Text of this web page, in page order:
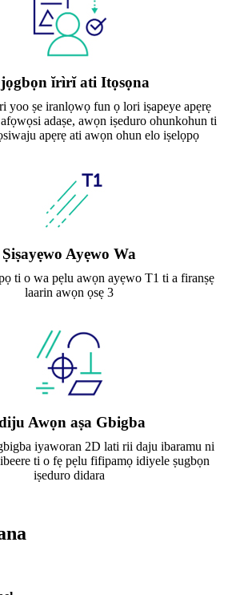
ĭrìrĭ ati Itọsọna
yoo ṣe iranlọwọ fun ọ lori iṣapeye apẹrẹ
adaṣe, awọn iṣeduro ohunkohun ti
apẹrẹ ati awọn ohun elo iṣelọpọ
Ṣiṣayẹwo Ayẹwo Wa
ti o wa pẹlu awọn ayẹwo T1 ti a firanṣẹ
laarin awọn ọsẹ 3
Awọn aṣa Gbigba
iyaworan 2D lati rii daju ibaramu ni
ti o fẹ pẹlu fifipamọ idiyele ṣugbọn
iṣeduro didara